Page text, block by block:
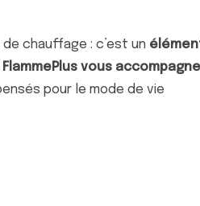
chauffage : c’est un
FlammePlus vous accompagne
pour le mode de vie